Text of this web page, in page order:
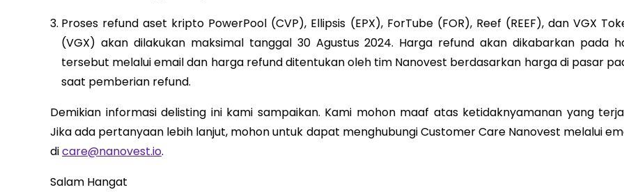
Proses refund aset kripto PowerPool (CVP), Ellipsis (EPX), ForTube (FOR), Reef (REEF), dan VGX
(VGX) akan dilakukan maksimal tanggal 30 Agustus 2024. Harga refund akan dikabarkan pada
tersebut melalui email dan harga refund ditentukan oleh tim Nanovest berdasarkan harga di pasar
saat pemberian refund.
Demikian informasi delisting ini kami sampaikan. Kami mohon maaf atas ketidaknyamanan yang
Jika ada pertanyaan lebih lanjut, mohon untuk dapat menghubungi Customer Care Nanovest melalui
dicare@nanovest.io.
Salam Hangat